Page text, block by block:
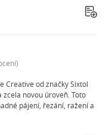
Creative od značky Sixtol
novou úroveň. Toto
pájení, řezání, ražení a